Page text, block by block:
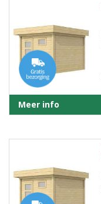
Meer info